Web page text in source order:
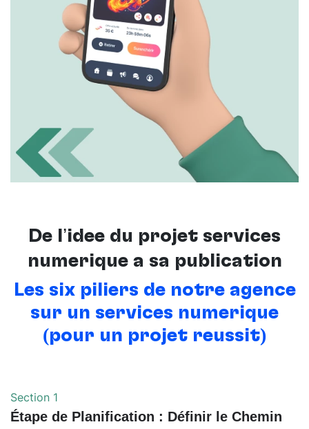
De l’idée du projet services
numérique à sa publication
Les six piliers de notre agence
sur un services numérique
(pour un projet réussit)
Section 1
Étape de Planification : Définir le Chemin